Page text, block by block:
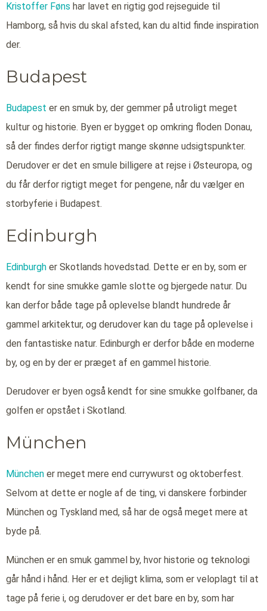
Kristoffer Føns har lavet en rigtig god rejseguide til
Hamborg, så hvis du skal afsted, kan du altid finde inspiration
der.
Budapest
Budapest er en smuk by, der gemmer på utroligt meget
kultur og historie. Byen er bygget op omkring floden Donau,
så der findes derfor rigtigt mange skønne udsigtspunkter.
Derudover er det en smule billigere at rejse i Østeuropa, og
du får derfor rigtigt meget for pengene, når du vælger en
storbyferie i Budapest.
Edinburgh
Edinburgh er Skotlands hovedstad. Dette er en by, som er
kendt for sine smukke gamle slotte og bjergede natur. Du
kan derfor både tage på oplevelse blandt hundrede år
gammel arkitektur, og derudover kan du tage på oplevelse i
den fantastiske natur. Edinburgh er derfor både en moderne
by, og en by der er præget af en gammel historie.
Derudover er byen også kendt for sine smukke golfbaner, da
golfen er opstået i Skotland.
München
München er meget mere end currywurst og oktoberfest.
Selvom at dette er nogle af de ting, vi danskere forbinder
München og Tyskland med, så har de også meget mere at
byde på.
München er en smuk gammel by, hvor historie og teknologi
går hånd i hånd. Her er et dejligt klima, som er veloplagt til at
tage på ferie i, og derudover er det bare en by, som har